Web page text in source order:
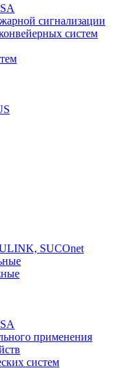
сигнализации
систем
SUCOnet
применения
систем